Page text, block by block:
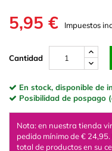
5,95 € Impuestos
Cantidad
En stock, disponible de
Posibilidad de pospago
Nota: en nuestra tienda
pedido mínimo de €
total de productos en su